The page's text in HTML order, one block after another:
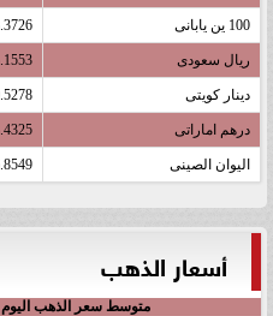
100 ين يابانى
ريال سعودى
دينار كويتى
درهم اماراتى
اليوان الصينى
أسعار الذهب
متوسط سعر الذهب اليوم